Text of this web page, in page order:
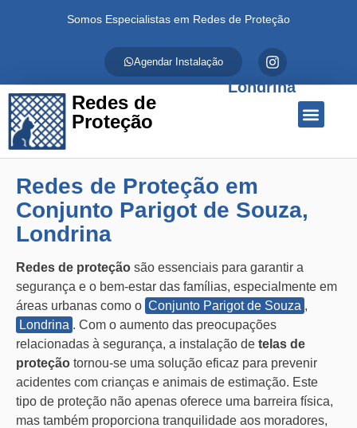
Somos Especialistas em Redes de Proteção
Agendar Instalação
Redes de
Proteção
Londrina
Redes de Proteção em
Conjunto Parigot de Souza,
Londrina
Redes de proteção são essenciais para garantir a
segurança e o bem-estar das famílias, especialmente em
áreas urbanas como o Conjunto Parigot de Souza ,
Londrina . Com o aumento das preocupações
relacionadas à segurança, a instalação de telas de
proteção tornou-se uma solução eficaz para prevenir
acidentes com crianças e animais de estimação. Este
tipo de proteção não apenas oferece uma barreira física,
mas também proporciona tranquilidade aos moradores,